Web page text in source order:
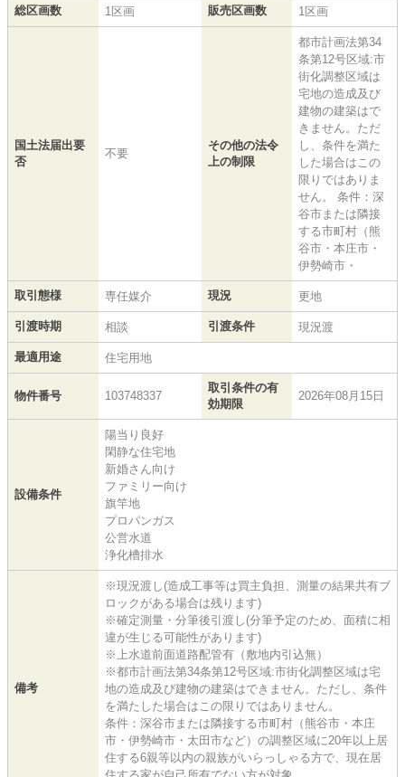
総区画数 1区画 販売区画数 1区画
国土法届出要
否
不要
その他の法令
上の制限
都市計画法第34
条第12号区域:市
街化調整区域は
宅地の造成及び
建物の建築はで
きません。ただ
し、条件を満た
した場合はこの
限りではありま
せん。 条件：深
谷市または隣接
する市町村（熊
谷市・本庄市・
伊勢崎市・
取引態様 専任媒介 現況 更地
引渡時期 相談 引渡条件 現況渡
最適用途 住宅用地
物件番号 103748337
取引条件の有
効期限
2026年08月15日
設備条件
陽当り良好
閑静な住宅地
新婚さん向け
ファミリー向け
旗竿地
プロパンガス
公営水道
浄化槽排水
備考
※現況渡し(造成工事等は買主負担、測量の結果共有ブ
ロックがある場合は残ります)
※確定測量・分筆後引渡し(分筆予定のため、面積に相
違が生じる可能性があります)
※上水道前面道路配管有（敷地内引込無）
※都市計画法第34条第12号区域:市街化調整区域は宅
地の造成及び建物の建築はできません。ただし、条件
を満たした場合はこの限りではありません。
条件：深谷市または隣接する市町村（熊谷市・本庄
市・伊勢崎市・太田市など）の調整区域に20年以上居
住する6親等以内の親族がいらっしゃる方で、現在居